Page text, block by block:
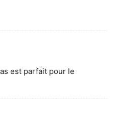
est parfait pour le